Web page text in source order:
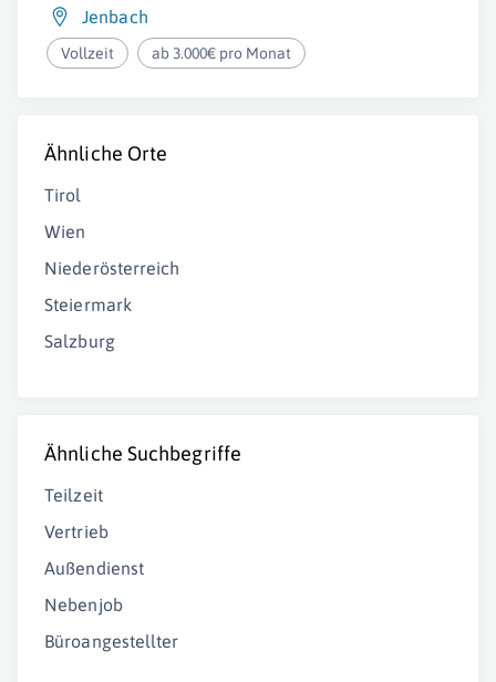
Jenbach
Vollzeit ab 3.000€ pro Monat
Ähnliche Orte
Tirol
Wien
Niederösterreich
Steiermark
Salzburg
Ähnliche Suchbegriffe
Teilzeit
Vertrieb
Außendienst
Nebenjob
Büroangestellter